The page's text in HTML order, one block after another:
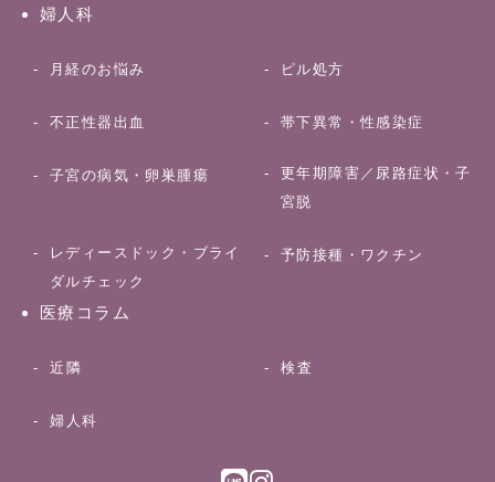
婦人科
月経のお悩み ピル処方
不正性器出血 帯下異常・性感染症
子宮の病気・卵巣腫瘍
更年期障害／尿路症状・子
宮脱
レディースドック・ブライ
ダルチェック
予防接種・ワクチン
医療コラム
近隣 検査
婦人科